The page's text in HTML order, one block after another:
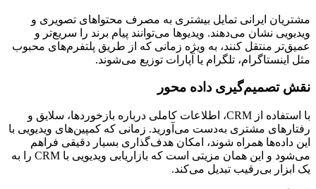
مشتریان ایرانی تمایل بیشتری به مصرف محتواهای تصویری و
ویدیویی نشان می‌دهند. ویدیوها می‌توانند پیام برند را سریع‌تر و
عمیق‌تر منتقل کنند، به ویژه زمانی که از طریق پلتفرم‌های محبوب
مثل اینستاگرام، تلگرام یا آپارات توزیع می‌شوند.
نقش تصمیم‌گیری داده محور
با استفاده از CRM، اطلاعات کاملی درباره بازخوردها، سلایق و
رفتارهای مشتری به‌دست می‌آورید. زمانی که کمپین‌های ویدیویی با
این داده‌ها همراه شوند، امکان هدف‌گذاری بسیار دقیقی فراهم
می‌شود و این همان مزیتی است که بازاریابی ویدیویی با CRM را به
یک ابزار بی‌رقیب تبدیل می‌کند.